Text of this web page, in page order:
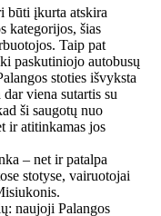
būti įkurta atskira
kategorijos, šias
Taip pat
paskutiniojo autobusų
stoties išvyksta
viena sutartis su
ši saugotų nuo
ir atitinkamas jos
– net ir patalpa
stotyse, vairuotojai
naujoji Palangos